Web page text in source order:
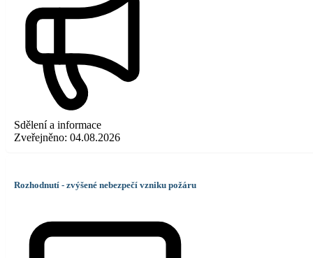
Sdělení a informace
Zveřejněno: 04.08.2026
Rozhodnutí - zvýšené nebezpečí vzniku požáru